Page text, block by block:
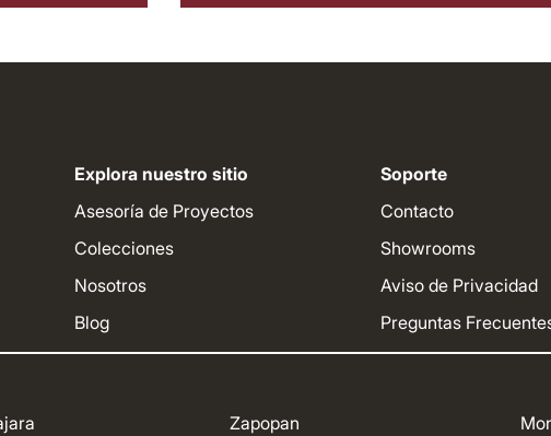
Explora nuestro sitio
Asesoría de Proyectos
Colecciones
Nosotros
Blog
Soporte
Contacto
Showrooms
Aviso de Privacidad
Preguntas
Zapopan